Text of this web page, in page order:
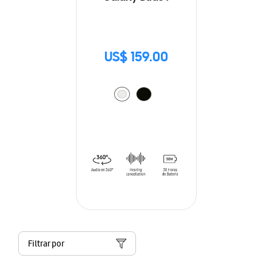
US$ 159.00
Filtrar por